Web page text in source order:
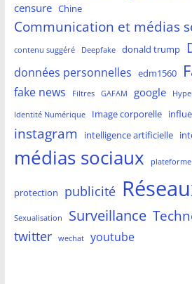
censure Chine
Communication et médias
contenu suggéré Deepfake donald trump
données personnelles edm1560
fake news Filtres GAFAM google
Identité Numérique Image corporelle
instagram intelligence artificielle
médias sociaux plateforme
protection publicité
Sexualisation Surveillance
twitter wechat youtube